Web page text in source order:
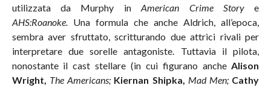
utilizzata da Murphy inAmerican Crime Story e
AHS:Roanoke. Una formula che anche Aldrich, all’epoca,
sembra aver sfruttato, scritturando due attrici rivali per
interpretare due sorelle antagoniste. Tuttavia il pilota,
nonostante il cast stellare (in cui figurano ancheAlison
Wright, The Americans; Kiernan Shipka, Mad Men; Cathy